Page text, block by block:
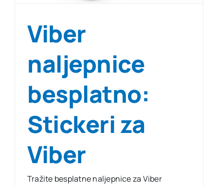
Viber
naljepnice
besplatno:
Stickeri za
Viber
Tražite besplatne naljepnice za Viber